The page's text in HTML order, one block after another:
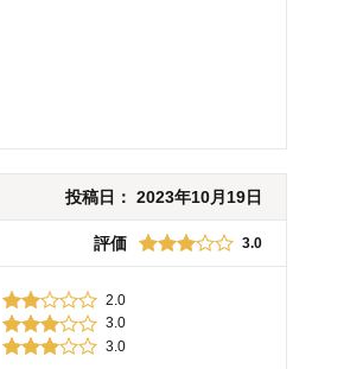
投稿日： 2023年10月19日
評価 3.0
2.0
3.0
3.0